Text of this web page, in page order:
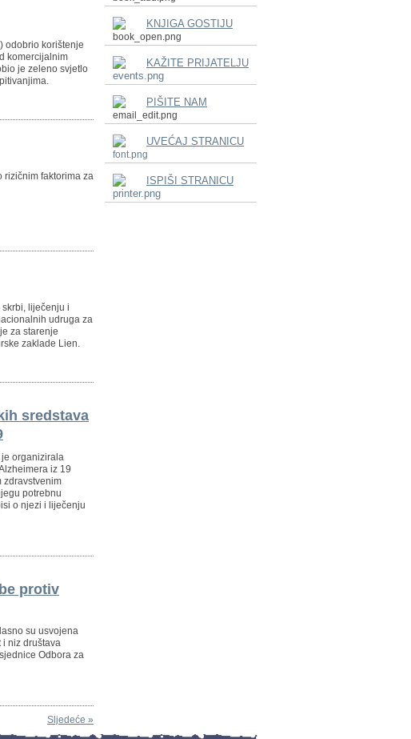
odobrio korištenje
komercijalnim
je zeleno svjetlo
rizičnim faktorima za
liječenju i
udruga za
za starenje
zaklade Lien.
sredstava
je organizirala
iz 19
zdravstvenim
potrebnu
o njezi i liječenju
protiv
su usvojena
i niz društava
Odbora za
Sljedeće »
KNJIGA GOSTIJU
KAŽITE PRIJATELJU
PIŠITE NAM
UVEĆAJ STRANICU
ISPIŠI STRANICU